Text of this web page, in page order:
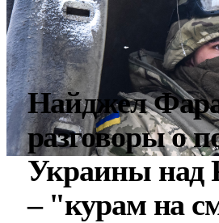
Найджел
разговоры о
Украины над
– "курам на